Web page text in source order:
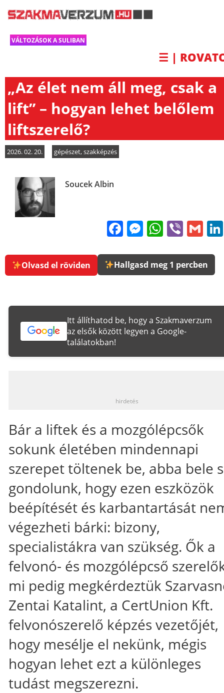
VÁLTOZÁSOK A SULIBAN
☰ |
„Az élet nem áll meg, csak a
lift” – hogyan lehet belőlem
liftszerelő?
2026. 02. 20. gépészet,szakképzés
Soucek Albin
FacebookViber
Olvasd el röviden Hallgasd meg 1 percben
Itt állíthatod be, hogy a Szakmaverzum
az elsők között legyen a Google-
találatokban!
hirdetés
Bár a liftek és a mozgólépcsők
sokunk életében mindennapi
szerepet töltenek be, abba bele
gondolunk, hogy ezen eszközök
beépítését és karbantartását
végezheti bárki: bizony,
specialistákra van szükség. Ők a
felvonó- és mozgólépcső
mi pedig megkérdeztük
Zentai Katalint, a CertUnion Kft.
felvonószerelő képzés vezetőjét,
hogy mesélje el nekünk, mégis
hogyan lehet ezt a különleges
tudást megszerezni.